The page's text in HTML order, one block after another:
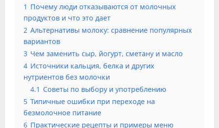
1 Почему люди отказываются от молочных
продуктов и что это дает
2 Альтернативы молоку: сравнение популярных
вариантов
3 Чем заменить сыр, йогурт, сметану и масло
4 Источники кальция, белка и других
нутриентов без молочки
4.1 Советы по выбору и употреблению
5 Типичные ошибки при переходе на
безмолочное питание
6 Практические рецепты и примеры меню